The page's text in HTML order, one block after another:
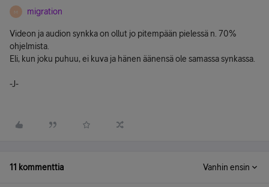
M migration
Videon ja audion synkka on ollut jo pitempään pielessä n. 70%
ohjelmista.
Eli, kun joku puhuu, ei kuva ja hänen äänensä ole samassa synkassa.
-J-
11 kommenttia Vanhin ensin